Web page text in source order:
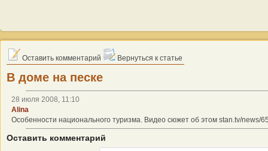
Оставить комментарий Вернуться к статье
В доме на песке
28 июля 2008, 11:10
Alina
Особенности национального туризма. Видео сюжет об этом stan.tv/news/
Оставить комментарий